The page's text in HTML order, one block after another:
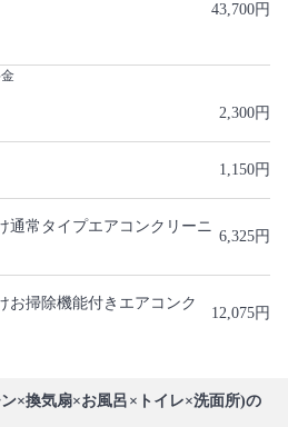
43,700円
2,300円
1,150円
通常タイプエアコンクリーニ
6,325円
お掃除機能付きエアコンク
12,075円
×換気扇×お風呂×トイレ×洗面所)の